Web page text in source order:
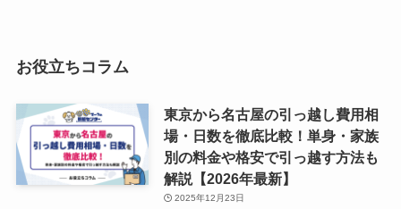
お役立ちコラム
東京から名古屋の引っ越し費用相
場・日数を徹底比較！単身・家族
別の料金や格安で引っ越す方法も
解説【2026年最新】
2025年12月23日